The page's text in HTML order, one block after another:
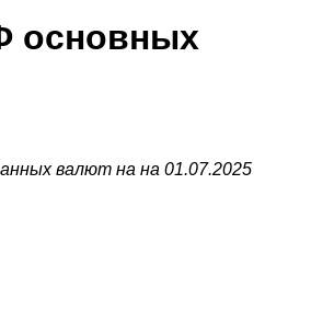
основных
валют на на 01.07.2025